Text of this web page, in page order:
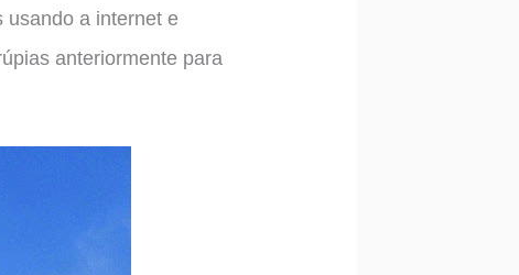
usando a internet e
anteriormente para